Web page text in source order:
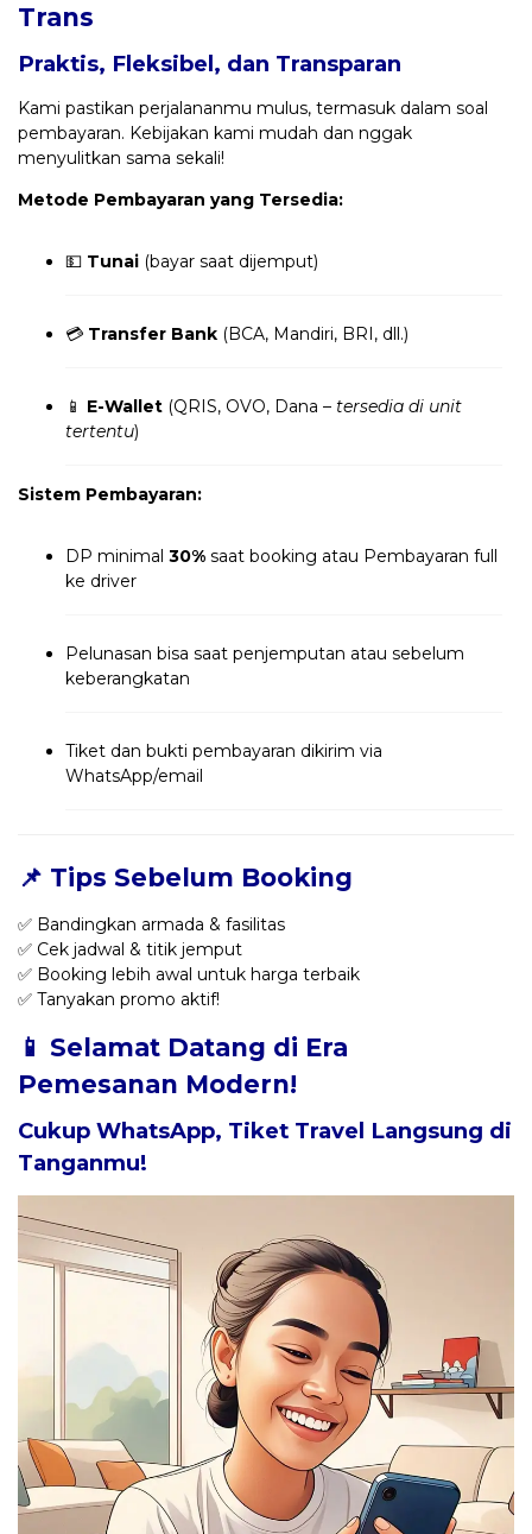
Trans
Praktis, Fleksibel, dan Transparan
Kami pastikan perjalananmu mulus, termasuk dalam soal
pembayaran. Kebijakan kami mudah dan nggak
menyulitkan sama sekali!
Metode Pembayaran yang Tersedia:
💵 Tunai (bayar saat dijemput)
💳 Transfer Bank (BCA, Mandiri, BRI, dll.)
📱 E-Wallet (QRIS, OVO, Dana – tersedia di unit
tertentu)
Sistem Pembayaran:
DP minimal 30% saat booking atau Pembayaran full
ke driver
Pelunasan bisa saat penjemputan atau sebelum
keberangkatan
Tiket dan bukti pembayaran dikirim via
WhatsApp/email
📌 Tips Sebelum Booking
✅ Bandingkan armada & fasilitas
✅ Cek jadwal & titik jemput
✅ Booking lebih awal untuk harga terbaik
✅ Tanyakan promo aktif!
📱 Selamat Datang di Era
Pemesanan Modern!
Cukup WhatsApp, Tiket Travel Langsung di
Tanganmu!